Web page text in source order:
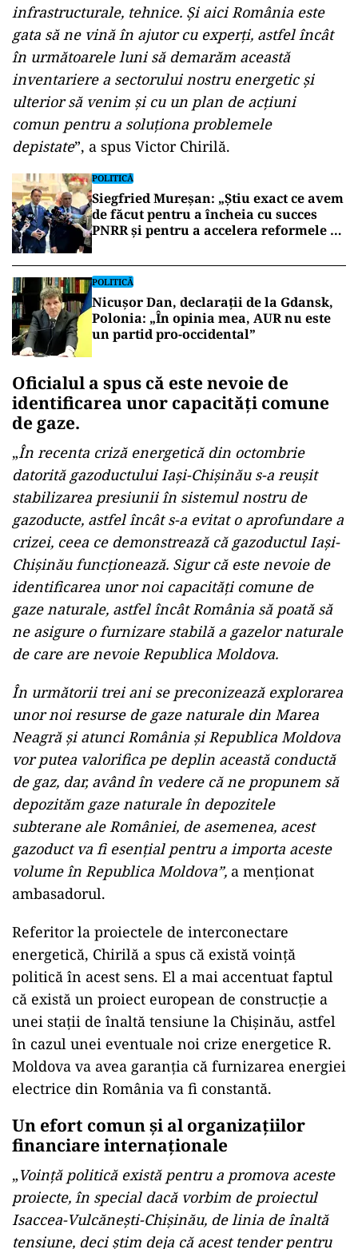
infrastructurale, tehnice. Și aici România este
gata să ne vină în ajutor cu experți, astfel încât
în următoarele luni să demarăm această
inventariere a sectorului nostru energetic și
ulterior să venim și cu un plan de acțiuni
comun pentru a soluționa problemele
depistate”, a spus Victor Chirilă.
POLITICĂ
Siegfried Mureșan: „Știu exact ce avem
de făcut pentru a încheia cu succes
PNRR și pentru a accelera reformele și
POLITICĂ
Nicușor Dan, declarații de la Gdansk,
Polonia: „În opinia mea, AUR nu este
un partid pro-occidental”
Oficialul a spus că este nevoie de
identificarea unor capacități comune
de gaze.
„În recenta criză energetică din octombrie
datorită gazoductului Iași-Chișinău s-a reușit
stabilizarea presiunii în sistemul nostru de
gazoducte, astfel încât s-a evitat o aprofundare a
crizei, ceea ce demonstrează că gazoductul Iași-
Chișinău funcționează. Sigur că este nevoie de
identificarea unor noi capacități comune de
gaze naturale, astfel încât România să poată să
ne asigure o furnizare stabilă a gazelor naturale
de care are nevoie Republica Moldova.
În următorii trei ani se preconizează explorarea
unor noi resurse de gaze naturale din Marea
Neagră și atunci România și Republica Moldova
vor putea valorifica pe deplin această conductă
de gaz, dar, având în vedere că ne propunem să
depozităm gaze naturale în depozitele
subterane ale României, de asemenea, acest
gazoduct va fi esențial pentru a importa aceste
volume în Republica Moldova”, a menționat
ambasadorul.
Referitor la proiectele de interconectare
energetică, Chirilă a spus că există voință
politică în acest sens. El a mai accentuat faptul
că există un proiect european de construcție a
unei stații de înaltă tensiune la Chișinău, astfel
în cazul unei eventuale noi crize energetice R.
Moldova va avea garanția că furnizarea energiei
electrice din România va fi constantă.
Un efort comun și al organizațiilor
financiare internaționale
„Voință politică există pentru a promova aceste
proiecte, în special dacă vorbim de proiectul
Isaccea-Vulcănești-Chișinău, de linia de înaltă
tensiune, deci știm deja că acest tender pentru